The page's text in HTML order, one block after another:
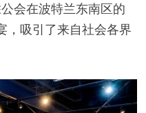
会在波特兰东南区的
，吸引了来自社会各界